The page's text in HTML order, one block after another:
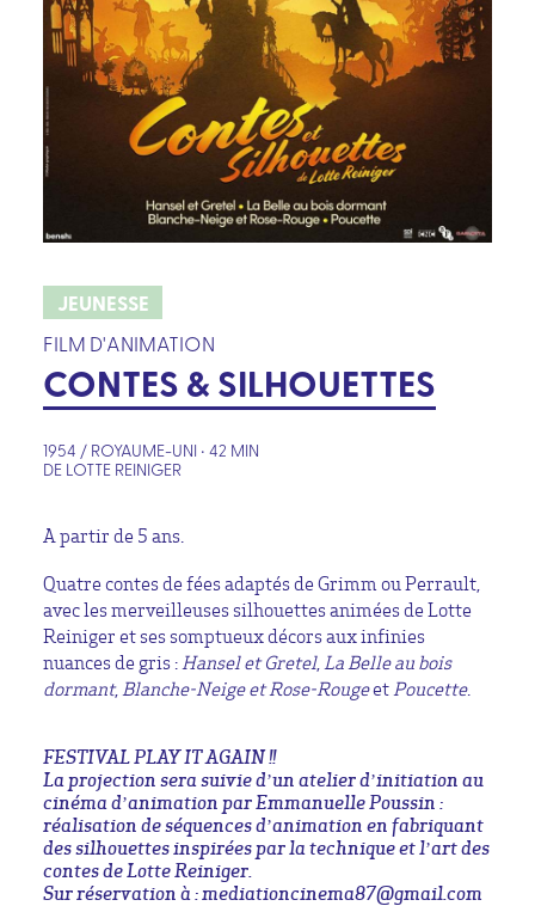
JEUNESSE
FILM D'ANIMATION
CONTES & SILHOUETTES
1954 / ROYAUME-UNI • 42 MIN
DE LOTTE REINIGER
A partir de 5 ans.
Quatre contes de fées adaptés de Grimm ou Perrault,
avec les merveilleuses silhouettes animées de Lotte
Reiniger et ses somptueux décors aux infinies
nuances de gris :Hansel et Gretel,La Belle au bois
dormant,Blanche-Neige et Rose-RougeetPoucette.
FESTIVAL PLAY IT AGAIN !!
La projection sera suivie d’un atelier d’initiation au
cinéma d’animation par Emmanuelle Poussin :
réalisation de séquences d’animation en fabriquant
des silhouettes inspirées par la technique et l’art des
contes de Lotte Reiniger.
Sur réservation à : mediationcinema87@gmail.com